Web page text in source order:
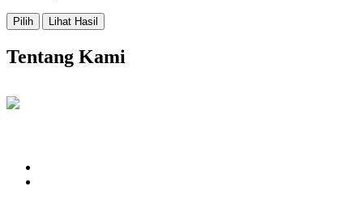
Pilih Lihat Hasil
Tentang Kami